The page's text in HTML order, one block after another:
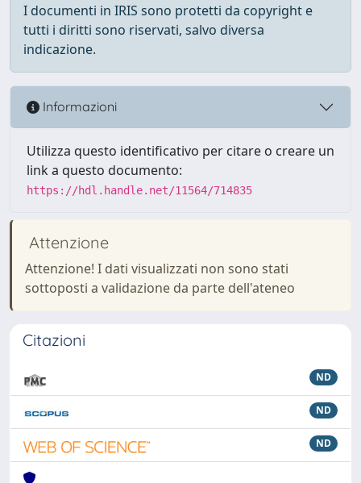
I documenti in IRIS sono protetti da copyright e
tutti i diritti sono riservati, salvo diversa
indicazione.
Informazioni
Utilizza questo identificativo per citare o creare un
link a questo documento:
https://hdl.handle.net/11564/714835
Attenzione
Attenzione! I dati visualizzati non sono stati
sottoposti a validazione da parte dell'ateneo
Citazioni
ND
ND
ND